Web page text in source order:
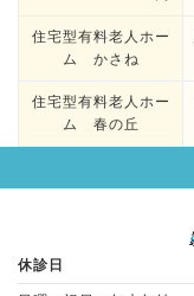
住宅型有料老人ホー
ム かさね
住宅型有料老人ホー
ム 春の丘
休診日